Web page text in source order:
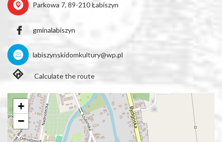
Parkowa 7, 89-210 Łabiszyn
gminalabiszyn
labiszynskidomkultury@wp.pl
Calculate the route
+
−